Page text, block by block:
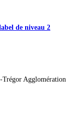
de niveau 2
Trégor Agglomération